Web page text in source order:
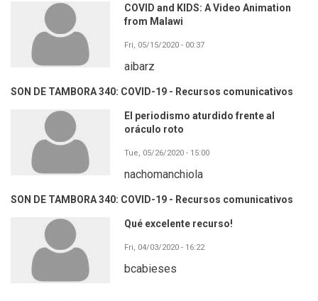
COVID and KIDS: A Video Animation
from Malawi
Fri, 05/15/2020 - 00:37
aibarz
SON DE TAMBORA 340: COVID-19 - Recursos comunicativos
El periodismo aturdido frente al
oráculo roto
Tue, 05/26/2020 - 15:00
nachomanchiola
SON DE TAMBORA 340: COVID-19 - Recursos comunicativos
Qué excelente recurso!
Fri, 04/03/2020 - 16:22
bcabieses